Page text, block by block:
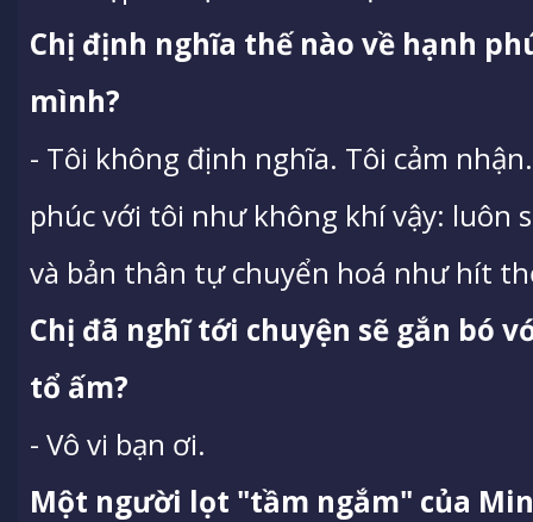
Chị định nghĩa thế nào về hạnh
mình?
- Tôi không định nghĩa. Tôi cảm
phúc với tôi như không khí vậy: luôn
và bản thân tự chuyển hoá như hít
Chị đã nghĩ tới chuyện sẽ gắn bó
tổ ấm?
- Vô vi bạn ơi.
Một người lọt "tầm ngắm" của